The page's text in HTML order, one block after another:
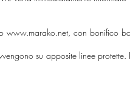
www.marako.net, con bonifico
su apposite linee protette.